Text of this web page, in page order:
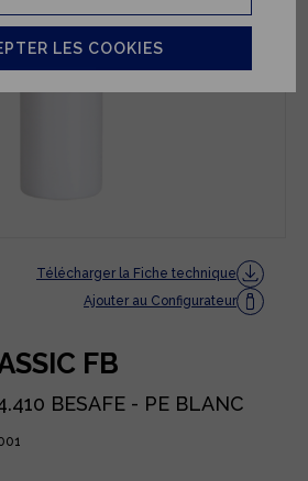
Télécharger la Fiche technique
Ajouter au Configurateur
FB
BESAFE - PE BLANC
LES COOKIES